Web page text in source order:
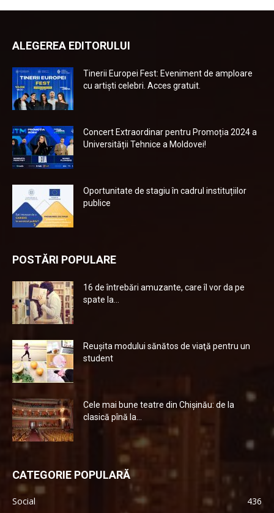
ALEGEREA EDITORULUI
Tinerii Europei Fest: Eveniment de amploare
cu artiști celebri. Acces gratuit.
Concert Extraordinar pentru Promoția 2024 a
Universității Tehnice a Moldovei!
Oportunitate de stagiu în cadrul instituțiilor
publice
POSTĂRI POPULARE
16 de întrebări amuzante, care îl vor da pe
spate la...
Reuşita modului sănătos de viaţă pentru un
student
Cele mai bune teatre din Chişinău: de la
clasică pînă la...
CATEGORIE POPULARĂ
Social
436